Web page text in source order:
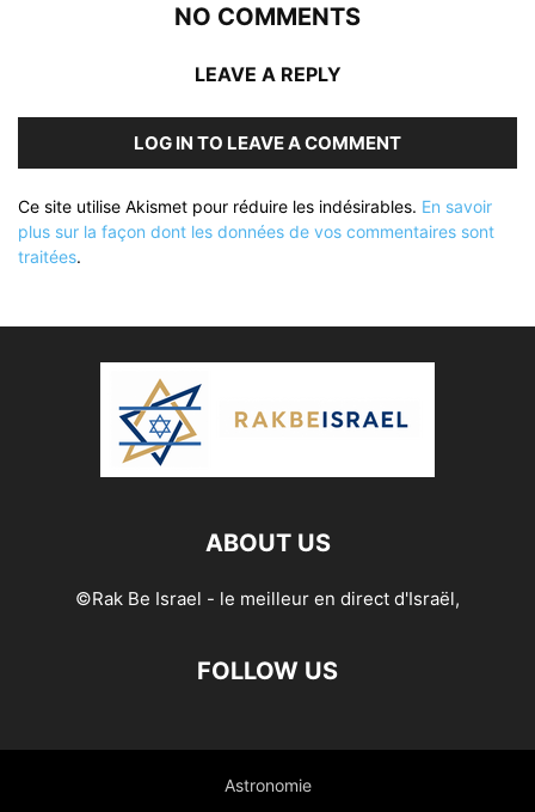
NO COMMENTS
LEAVE A REPLY
LOG IN TO LEAVE A COMMENT
Ce site utilise Akismet pour réduire les indésirables. En savoir
plus sur la façon dont les données de vos commentaires sont
traitées.
ABOUT US
©Rak Be Israel - le meilleur en direct d'Israël,
FOLLOW US
Astronomie